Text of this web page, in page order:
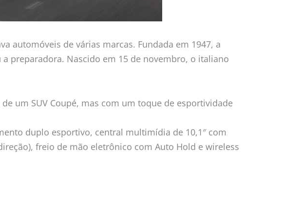
automóveis de várias marcas. Fundada em 1947, a
preparadora. Nascido em 15 de novembro, o italiano
um SUV Coupé, mas com um toque de esportividade
duplo esportivo, central multimídia de 10,1″ com
freio de mão eletrônico com Auto Hold e wireless